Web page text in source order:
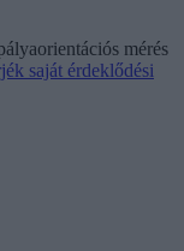
mérés
saját érdeklődési